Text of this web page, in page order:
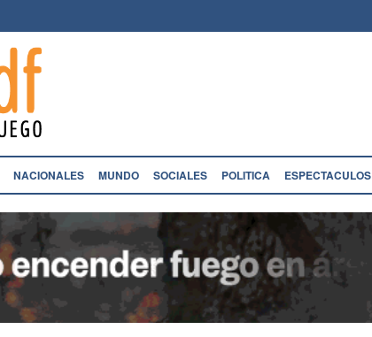
NACIONALES MUNDO SOCIALES POLITICA ESPECTACULOS